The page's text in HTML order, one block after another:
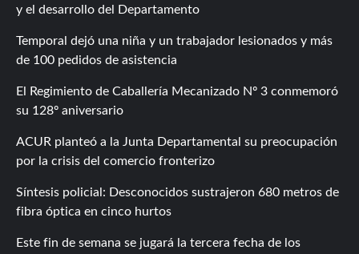
y el desarrollo del Departamento
Temporal dejó una niña y un trabajador lesionados y más
de 100 pedidos de asistencia
El Regimiento de Caballería Mecanizado Nº 3 conmemoró
su 128º aniversario
ACUR planteó a la Junta Departamental su preocupación
por la crisis del comercio fronterizo
Síntesis policial: Desconocidos sustrajeron 680 metros de
fibra óptica en cinco hurtos
Este fin de semana se jugará la tercera fecha de los